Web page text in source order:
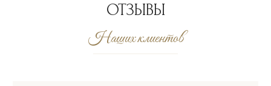
ОТЗЫВЫ
Наших клиентов